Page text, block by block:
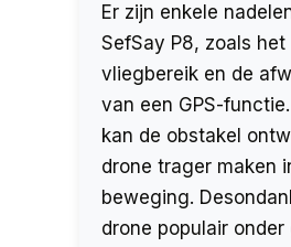
Er zijn enkele
SefSay P8, zoals het
vliegbereik en de
van een GPS-
kan de obstakel
drone trager maken
beweging.
drone populair onder